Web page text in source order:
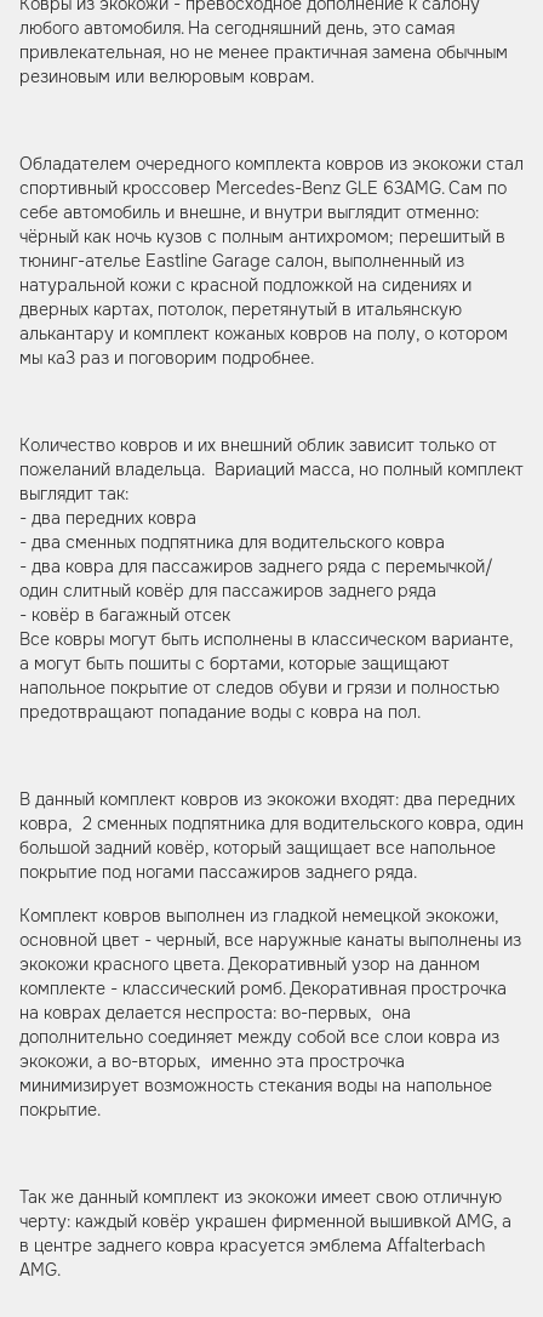
любого автомобиля. На сегодняшний день, это самая
привлекательная, но не менее практичная замена обычным
резиновым или велюровым коврам.
Обладателем очередного комплекта ковров из экокожи стал
спортивный кроссовер Mercedes-Benz GLE 63AMG. Сам по
себе автомобиль и внешне, и внутри выглядит отменно:
чёрный как ночь кузов с полным антихромом; перешитый в
тюнинг-ателье Eastline Garage салон, выполненный из
натуральной кожи с красной подложкой на сидениях и
дверных картах, потолок, перетянутый в итальянскую
алькантару и комплект кожаных ковров на полу, о котором
мы ка3 раз и поговорим подробнее.
Количество ковров и их внешний облик зависит только от
пожеланий владельца. Вариаций масса, но полный комплект
выглядит так:
- два передних ковра
- два сменных подпятника для водительского ковра
- два ковра для пассажиров заднего ряда с перемычкой/
один слитный ковёр для пассажиров заднего ряда
- ковёр в багажный отсек
Все ковры могут быть исполнены в классическом варианте,
а могут быть пошиты с бортами, которые защищают
напольное покрытие от следов обуви и грязи и полностью
предотвращают попадание воды с ковра на пол.
В данный комплект ковров из экокожи входят: два передних
ковра, 2 сменных подпятника для водительского ковра, один
большой задний ковёр, который защищает все напольное
покрытие под ногами пассажиров заднего ряда.
Комплект ковров выполнен из гладкой немецкой экокожи,
основной цвет - черный, все наружные канаты выполнены из
экокожи красного цвета. Декоративный узор на данном
комплекте - классический ромб. Декоративная прострочка
на коврах делается неспроста: во-первых, она
дополнительно соединяет между собой все слои ковра из
экокожи, а во-вторых, именно эта прострочка
минимизирует возможность стекания воды на напольное
покрытие.
Так же данный комплект из экокожи имеет свою отличную
черту: каждый ковёр украшен фирменной вышивкой AMG, а
в центре заднего ковра красуется эмблема Affalterbach
AMG.